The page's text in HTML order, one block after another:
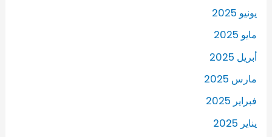
يونيو 2025
مايو 2025
أبريل 2025
مارس 2025
فبراير 2025
يناير 2025